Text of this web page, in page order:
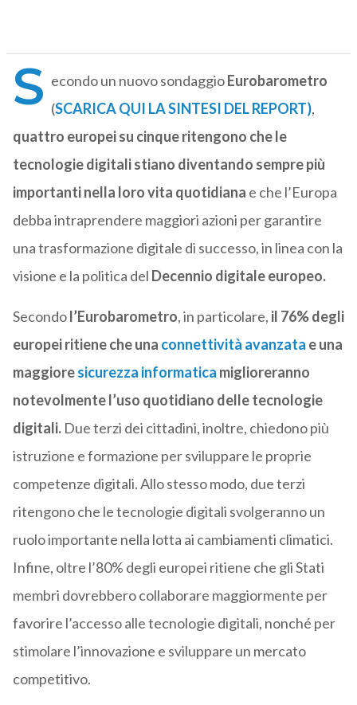
S econdo un nuovo sondaggioEurobarometro
(SCARICA QUI LA SINTESI DEL REPORT),
quattro europei su cinque ritengono che le
tecnologie digitali stiano diventando sempre più
importanti nella loro vita quotidiana e che l’Europa
debba intraprendere maggiori azioni per garantire
una trasformazione digitale di successo, in linea con la
visione e la politica del Decennio digitale europeo.
Secondol’Eurobarometro, in particolare, il 76% degli
europei ritiene che una connettività avanzata e una
maggioresicurezza informatica miglioreranno
notevolmente l’uso quotidiano delle tecnologie
digitali.Due terzi dei cittadini, inoltre, chiedono più
istruzione e formazione per sviluppare le proprie
competenze digitali. Allo stesso modo, due terzi
ritengono che le tecnologie digitali svolgeranno un
ruolo importante nella lotta ai cambiamenti climatici.
Infine, oltre l’80% degli europei ritiene che gli Stati
membri dovrebbero collaborare maggiormente per
favorire l’accesso alle tecnologie digitali, nonché per
stimolare l’innovazione e sviluppare un mercato
competitivo.